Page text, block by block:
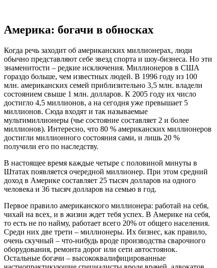
Америка: богачи в обносках
Когда речь заходит об американских миллионерах, люди
обычно представляют себе звезд спорта и шоу-бизнеса. Но эти
знаменитости – редкие исключения. Миллионеров в США
гораздо больше, чем известных людей. В 1996 году из 100
млн. американских семей приблизительно 3,5 млн. владели
состоянием свыше 1 млн. долларов. К 2005 году их число
достигло 4,5 миллионов, а на сегодня уже превышает 5
миллионов. Сюда входят и так называемые
мультимиллионеры (чье состояние составляет 2 и более
миллионов). Интересно, что 80 % американских миллионеров
достигли миллионного состояния сами, и лишь 20 %
получили его по наследству.
В настоящее время каждые четыре с половиной минуты в
Штатах появляется очередной миллионер. При этом средний
доход в Америке составляет 25 тысяч долларов на одного
человека и 36 тысяч долларов на семью в год.
Первое правило американского миллионера: работай на себя,
чихай на всех, и в жизни ждет тебя успех. В Америке на себя,
то есть не по найму, работает всего 20% от общего населения.
Среди них две трети – миллионеры. Их бизнес, как правило,
очень скучный – что-нибудь вроде производства сварочного
оборудования, ремонта дорог или сети автостоянок.
Остальные богачи – высококвалифицированные